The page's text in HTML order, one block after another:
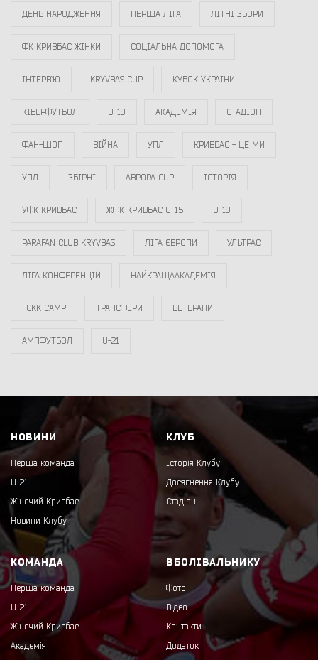
ДЕНЬ НАРОДЖЕННЯ ПЕРША ЛІГА ЛІТНІ ЗБОРИ
ФК КРИВБАС ЖІНКИ СОЦІАЛЬНА ДОПОМОГА
ІНТЕРВ`Ю KRYVBAS CUP КУБОК УКРАЇНИ
КІБЕРФУТБОЛ U-19 АКАДЕМІЯ СТАДІОН
ФАН-ШОП ВІЙНА УПЛ КРИВБАС - ЦЕ МИ
УПЛ ЗБІРНІ АВРОРА CUP ІСТОРІЯ
УФК-КРИВБАС ЖФК КРИВБАС U-15 U-19
PARAFAN CLUB KRYVBAS ЛІГА ЄВРОПИ УЛЬТРАС
ЛІГА КОНФЕРЕНЦІЙ НАЙКРАЩААКАДЕМІЯ
FCKK CAMP ТРАНСФЕРИ ВЕТЕРАНИ
АМПФУТБОЛ U-21
НОВИНИ
Перша команда
U-21
Жіночий Кривбас
Новини Клубу
КЛУБ
Історія Клубу
Досягнення Клубу
Стадіон
КОМАНДА
Перша команда
U-21
Жіночий Кривбас
Академія
ВБОЛІВАЛЬНИКУ
Фото
Відео
Контакти
Додаток